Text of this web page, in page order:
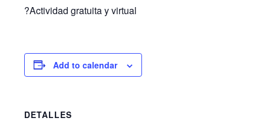
?Actividad gratuita y virtual
Add to calendar
DETALLES